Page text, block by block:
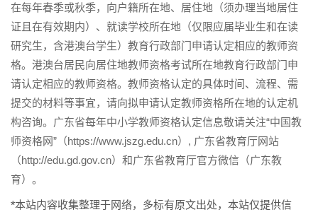
在每年春季或秋季，向户籍所在地、居住地（须办理当地居住
证且在有效期内）、就读学校所在地（仅限应届毕业生和在读
研究生，含港澳台学生）教育行政部门申请认定相应的教师资
格。港澳台居民向居住地教师资格考试所在地教育行政部门申
请认定相应的教师资格。教师资格认定的具体时间、流程、需
提交的材料等事宜，请向拟申请认定教师资格所在地的认定机
构咨询。广东省每年中小学教师资格认定信息敬请关注“中国教
师资格网”（https://www.jszg.edu.cn）, 广东省教育厅网站
（http://edu.gd.gov.cn）和广东省教育厅官方微信（广东教
育）。
*本站内容收集整理于网络，多标有原文出处，本站仅提供信